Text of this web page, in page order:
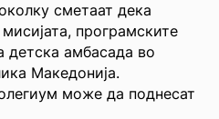
сметаат дека
програмските
детска амбасада во
Македонија.
може да поднесат